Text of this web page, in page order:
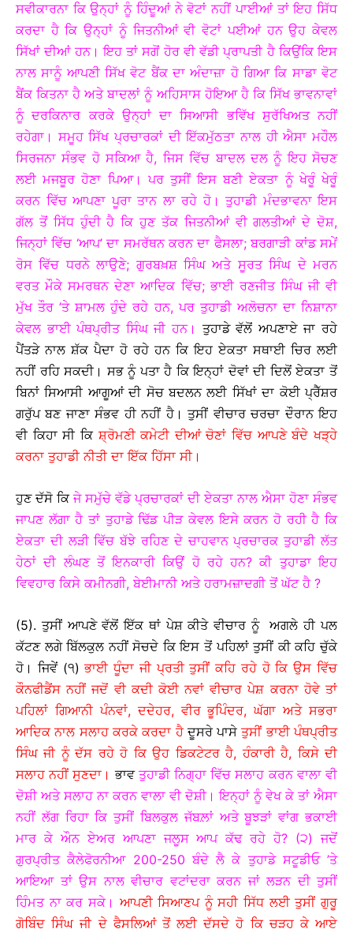
ਸਵੀਕਾਰਨਾ ਕਿ ਉਨ੍ਹਾਂ ਨੂੰ ਹਿੰਦੂਆਂ ਨੇ ਵੋਟਾਂ ਨਹੀਂ ਪਾਈਆਂ ਤਾਂ ਇਹ ਸਿੱਧ
ਕਰਦਾ ਹੈ ਕਿ ਉਨ੍ਹਾਂ ਨੂੰ ਜਿਤਨੀਆਂ ਵੀ ਵੋਟਾਂ ਪਈਆਂ ਹਨ ਉਹ ਕੇਵਲ
ਸਿੱਖਾਂ ਦੀਆਂ ਹਨ। ਇਹ ਤਾਂ ਸਗੋਂ ਹੋਰ ਵੀ ਵੱਡੀ ਪ੍ਰਾਪਤੀ ਹੈ ਕਿਉਂਕਿ ਇਸ
ਨਾਲ ਸਾਨੂੰ ਆਪਣੀ ਸਿੱਖ ਵੋਟ ਬੈਂਕ ਦਾ ਅੰਦਾਜ਼ਾ ਹੋ ਗਿਆ ਕਿ ਸਾਡਾ ਵੋਟ
ਬੈਂਕ ਕਿਤਨਾ ਹੈ ਅਤੇ ਬਾਦਲਾਂ ਨੂੰ ਅਹਿਸਾਸ ਹੋਇਆ ਹੈ ਕਿ ਸਿੱਖ ਭਾਵਨਾਵਾਂ
ਨੂੰ ਦਰਕਿਨਾਰ ਕਰਕੇ ਉਨ੍ਹਾਂ ਦਾ ਸਿਆਸੀ ਭਵਿੱਖ ਸੁਰੱਖਿਅਤ ਨਹੀਂ
ਰਹੇਗਾ। ਸਮੂਹ ਸਿੱਖ ਪ੍ਰਚਾਰਕਾਂ ਦੀ ਇੱਕਮੁੱਠਤਾ ਨਾਲ ਹੀ ਐਸਾ ਮਹੌਲ
ਸਿਰਜਨਾ ਸੰਭਵ ਹੋ ਸਕਿਆ ਹੈ, ਜਿਸ ਵਿੱਚ ਬਾਦਲ ਦਲ ਨੂੰ ਇਹ ਸੋਚਣ
ਲਈ ਮਜਬੂਰ ਹੋਣਾ ਪਿਆ। ਪਰ ਤੁਸੀਂ ਇਸ ਬਣੀ ਏਕਤਾ ਨੂੰ ਖੇਰੂੰ ਖੇਰੂੰ
ਕਰਨ ਵਿੱਚ ਆਪਣਾ ਪੂਰਾ ਤਾਨ ਲਾ ਰਹੇ ਹੋ। ਤੁਹਾਡੀ ਮੰਦਭਾਵਨਾ ਇਸ
ਗੱਲ ਤੋਂ ਸਿੱਧ ਹੁੰਦੀ ਹੈ ਕਿ ਹੁਣ ਤੱਕ ਜਿਤਨੀਆਂ ਵੀ ਗਲਤੀਆਂ ਦੇ ਦੋਸ਼,
ਜਿਨ੍ਹਾਂ ਵਿੱਚ ‘ਆਪ’ ਦਾ ਸਮਰੱਥਨ ਕਰਨ ਦਾ ਫੈਸਲਾ; ਬਰਗਾੜੀ ਕਾਂਡ ਸਮੇਂ
ਰੋਸ ਵਿੱਚ ਧਰਨੇ ਲਾਉਣੇ; ਗੁਰਬਖ਼ਸ਼ ਸਿੰਘ ਅਤੇ ਸੂਰਤ ਸਿੰਘ ਦੇ ਮਰਨ
ਵਰਤ ਮੌਕੇ ਸਮਰਥਨ ਦੇਣਾ ਆਦਿਕ ਵਿੱਚ; ਭਾਈ ਰਣਜੀਤ ਸਿੰਘ ਜੀ ਵੀ
ਮੁੱਖ ਤੌਰ ’ਤੇ ਸ਼ਾਮਲ ਹੁੰਦੇ ਰਹੇ ਹਨ, ਪਰ ਤੁਹਾਡੀ ਅਲੋਚਨਾ ਦਾ ਨਿਸ਼ਾਨਾ
ਕੇਵਲ ਭਾਈ ਪੰਥਪ੍ਰੀਤ ਸਿੰਘ ਜੀ ਹਨ। ਤੁਹਾਡੇ ਵੱਲੋਂ ਅਪਣਾਏ ਜਾ ਰਹੇ
ਪੈਂਤੜੇ ਨਾਲ ਸ਼ੱਕ ਪੈਦਾ ਹੋ ਰਹੇ ਹਨ ਕਿ ਇਹ ਏਕਤਾ ਸਥਾਈ ਚਿਰ ਲਈ
ਨਹੀਂ ਰਹਿ ਸਕਦੀ। ਸਭ ਨੂੰ ਪਤਾ ਹੈ ਕਿ ਇਨ੍ਹਾਂ ਦੋਵਾਂ ਦੀ ਦਿਲੋਂ ਏਕਤਾ ਤੋਂ
ਬਿਨਾਂ ਸਿਆਸੀ ਆਗੂਆਂ ਦੀ ਸੋਚ ਬਦਲਨ ਲਈ ਸਿੱਖਾਂ ਦਾ ਕੋਈ ਪ੍ਰੈੱਸ਼ਰ
ਗਰੁੱਪ ਬਣ ਜਾਣਾ ਸੰਭਵ ਹੀ ਨਹੀਂ ਹੈ। ਤੁਸੀਂ ਵੀਚਾਰ ਚਰਚਾ ਦੌਰਾਨ ਇਹ
ਵੀ ਕਿਹਾ ਸੀ ਕਿ ਸ਼੍ਰੋਮਣੀ ਕਮੇਟੀ ਦੀਆਂ ਚੋਣਾਂ ਵਿੱਚ ਆਪਣੇ ਬੰਦੇ ਖੜ੍ਹੇ
ਕਰਨਾ ਤੁਹਾਡੀ ਨੀਤੀ ਦਾ ਇੱਕ ਹਿੱਸਾ ਸੀ।
ਹੁਣ ਦੱਸੋ ਕਿਜੇ ਸਮੁੱਚੇ ਵੱਡੇ ਪ੍ਰਚਾਰਕਾਂ ਦੀ ਏਕਤਾ ਨਾਲ ਐਸਾ ਹੋਣਾ ਸੰਭਵ
ਜਾਪਣ ਲੱਗਾ ਹੈ ਤਾਂ ਤੁਹਾਡੇ ਢਿੱਡ ਪੀੜ ਕੇਵਲ ਇਸੇ ਕਰਨ ਹੋ ਰਹੀ ਹੈ ਕਿ
ਏਕਤਾ ਦੀ ਲੜੀ ਵਿੱਚ ਬੱਝੇ ਰਹਿਣ ਦੇ ਚਾਹਵਾਨ ਪ੍ਰਚਾਰਕ ਤੁਹਾਡੀ ਲੱਤ
ਹੇਠਾਂ ਦੀ ਲੰਘਣ ਤੋਂ ਇਨਕਾਰੀ ਕਿਉਂ ਹੋ ਰਹੇ ਹਨ? ਕੀ ਤੁਹਾਡਾ ਇਹ
ਵਿਵਹਾਰ ਕਿਸੇ ਕਮੀਨਗੀ, ਬੇਈਮਾਨੀ ਅਤੇ ਹਰਾਮਜ਼ਾਦਗੀ ਤੋਂ ਘੱਟ ਹੈ ?
(5). ਤੁਸੀਂ ਆਪਣੇ ਵੱਲੋਂ ਇੱਕ ਥਾਂ ਪੇਸ਼ ਕੀਤੇ ਵੀਚਾਰ ਨੂੰ ਅਗਲੇ ਹੀ ਪਲ
ਕੱਟਣ ਲਗੇ ਬਿੱਲਕੁਲ ਨਹੀਂ ਸੋਚਦੇ ਕਿ ਇਸ ਤੋਂ ਪਹਿਲਾਂ ਤੁਸੀਂ ਕੀ ਕਹਿ ਚੁੱਕੇ
ਹੋ। ਜਿਵੇਂ (੧)ਭਾਈ ਧੂੰਦਾ ਜੀ ਪ੍ਰਤੀ ਤੁਸੀਂ ਕਹਿ ਰਹੇ ਹੋ ਕਿ ਉਸ ਵਿੱਚ
ਕੌਨਫੀਡੈਂਸ ਨਹੀਂ ਜਦੋਂ ਵੀ ਕਦੀ ਕੋਈ ਨਵਾਂ ਵੀਚਾਰ ਪੇਸ਼ ਕਰਨਾ ਹੋਵੇ ਤਾਂ
ਪਹਿਲਾਂ ਗਿਆਨੀ ਪੰਨਵਾਂ, ਦਦੇਹਰ, ਵੀਰ ਭੂਪਿੰਦਰ, ਘੱਗਾ ਅਤੇ ਸਭਰਾ
ਆਦਿਕ ਨਾਲ ਸਲਾਹ ਕਰਕੇ ਕਰਦਾ ਹੈਦੂਸਰੇ ਪਾਸੇ ਤੁਸੀਂ ਭਾਈ ਪੰਥਪ੍ਰੀਤ
ਸਿੰਘ ਜੀ ਨੂੰ ਦੱਸ ਰਹੇ ਹੋ ਕਿ ਉਹ ਡਿਕਟੇਟਰ ਹੈ, ਹੰਕਾਰੀ ਹੈ, ਕਿਸੇ ਦੀ
ਸਲਾਹ ਨਹੀਂ ਸੁਣਦਾ। ਭਾਵ ਤੁਹਾਡੀ ਨਿਗ੍ਹਾ ਵਿੱਚ ਸਲਾਹ ਕਰਨ ਵਾਲਾ ਵੀ
ਦੋਸ਼ੀ ਅਤੇ ਸਲਾਹ ਨਾ ਕਰਨ ਵਾਲਾ ਵੀ ਦੋਸ਼ੀ। ਇਨ੍ਹਾਂ ਨੂੰ ਵੇਖ ਕੇ ਤਾਂ ਐਸਾ
ਨਹੀਂ ਲੱਗ ਰਿਹਾ ਕਿ ਤੁਸੀਂ ਬਿਲਕੁਲ ਜੱਬਲ਼ਾਂ ਅਤੇ ਬੂਝੜਾਂ ਵਾਂਗ ਭਕਾਈ
ਮਾਰ ਕੇ ਔਨ ਏਅਰ ਆਪਣਾ ਜਲੂਸ ਆਪ ਕੱਢ ਰਹੇ ਹੋ? (੨) ਜਦੋਂ
ਗੁਰਪ੍ਰੀਤ ਕੈਲੇਫੋਰਨੀਆ 200-250 ਬੰਦੇ ਲੈ ਕੇ ਤੁਹਾਡੇ ਸਟੂਡੀਓ ’ਤੇ
ਆਇਆ ਤਾਂ ਉਸ ਨਾਲ ਵੀਚਾਰ ਵਟਾਂਦਰਾ ਕਰਨ ਜਾਂ ਲੜਨ ਦੀ ਤੁਸੀਂ
ਹਿੰਮਤ ਨਾ ਕਰ ਸਕੇ। ਆਪਣੀ ਸਿਆਣਪ ਨੂੰ ਸਹੀ ਸਿੱਧ ਲਈ ਤੁਸੀਂ ਗੁਰੂ
ਗੋਬਿੰਦ ਸਿੰਘ ਜੀ ਦੇ ਫੈਸਲਿਆਂ ਤੋਂ ਲਈ ਦੱਸਦੇ ਹੋ ਕਿ ਚੜ੍ਹ ਕੇ ਆਏ